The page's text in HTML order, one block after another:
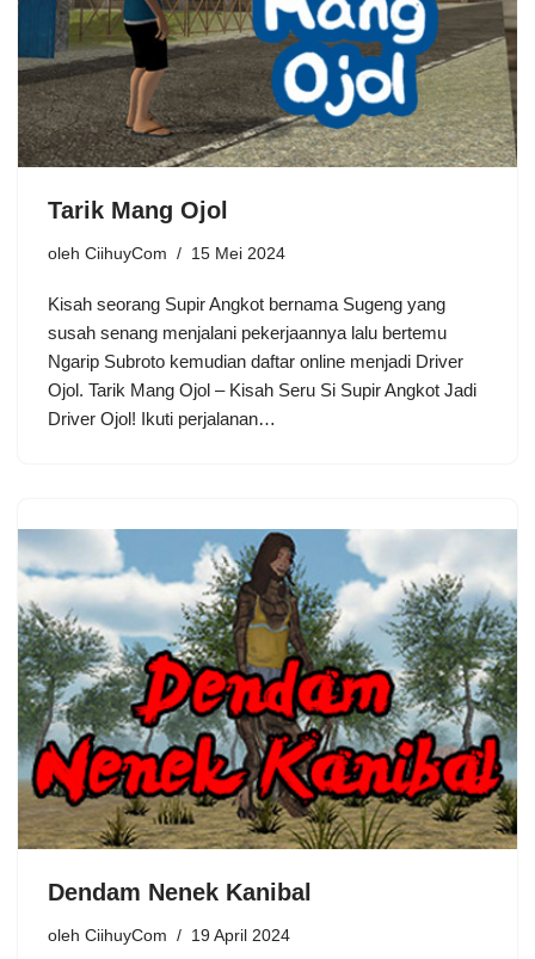
Tarik Mang Ojol
oleh CiihuyCom 15 Mei 2024
Kisah seorang Supir Angkot bernama Sugeng yang
susah senang menjalani pekerjaannya lalu bertemu
Ngarip Subroto kemudian daftar online menjadi Driver
Ojol. Tarik Mang Ojol – Kisah Seru Si Supir Angkot Jadi
Driver Ojol! Ikuti perjalanan…
Dendam Nenek Kanibal
oleh CiihuyCom 19 April 2024